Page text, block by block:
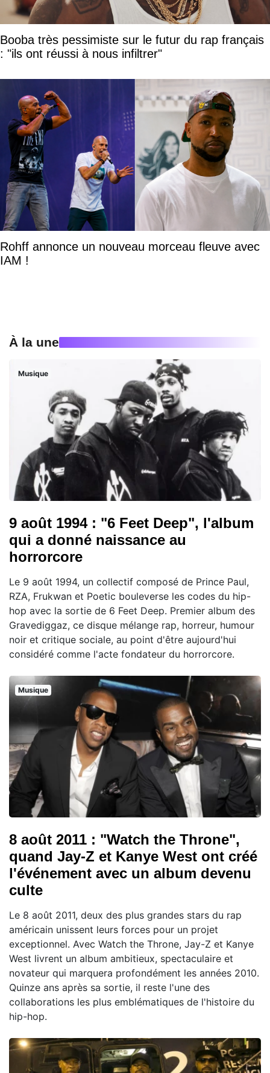
Booba très pessimiste sur le futur du rap français
: "ils ont réussi à nous infiltrer"
Rohff annonce un nouveau morceau fleuve avec
IAM !
À la une
Musique
9 août 1994 : "6 Feet Deep", l'album
qui a donné naissance au
horrorcore
Le 9 août 1994, un collectif composé de Prince Paul,
RZA, Frukwan et Poetic bouleverse les codes du hip-
hop avec la sortie de 6 Feet Deep. Premier album des
Gravediggaz, ce disque mélange rap, horreur, humour
noir et critique sociale, au point d'être aujourd'hui
considéré comme l'acte fondateur du horrorcore.
Musique
8 août 2011 : "Watch the Throne",
quand Jay-Z et Kanye West ont créé
l'événement avec un album devenu
culte
Le 8 août 2011, deux des plus grandes stars du rap
américain unissent leurs forces pour un projet
exceptionnel. Avec Watch the Throne, Jay-Z et Kanye
West livrent un album ambitieux, spectaculaire et
novateur qui marquera profondément les années 2010.
Quinze ans après sa sortie, il reste l'une des
collaborations les plus emblématiques de l'histoire du
hip-hop.